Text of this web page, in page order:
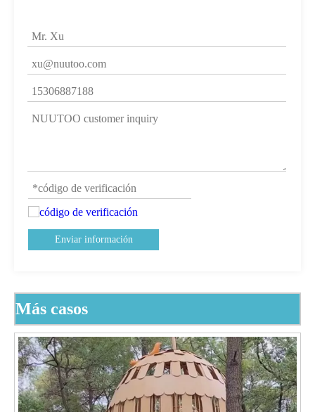
Enviar información
Más casos